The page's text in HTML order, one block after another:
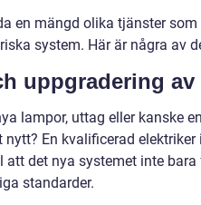
en mängd olika tjänster
system. Här är några av
uppgradering av
lampor, uttag eller kanske
En kvalificerad
att det nya systemet inte
standarder.